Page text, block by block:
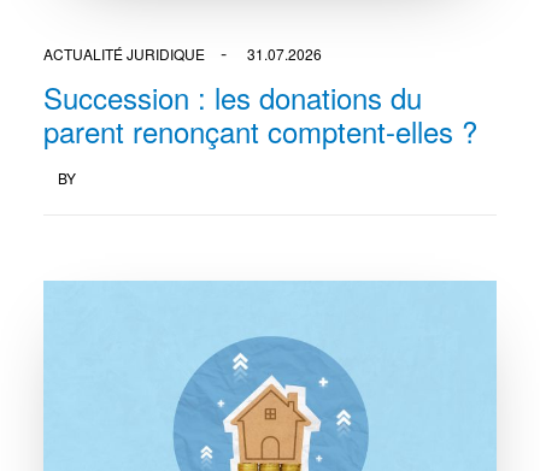
ACTUALITÉ JURIDIQUE 31.07.2026
Succession : les donations du
parent renonçant comptent-elles ?
BY